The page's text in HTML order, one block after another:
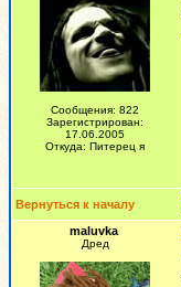
Сообщения: 822
Зарегистрирован:
17.06.2005
Откуда: Питерец я
Вернуться к началу
maluvka
Дред